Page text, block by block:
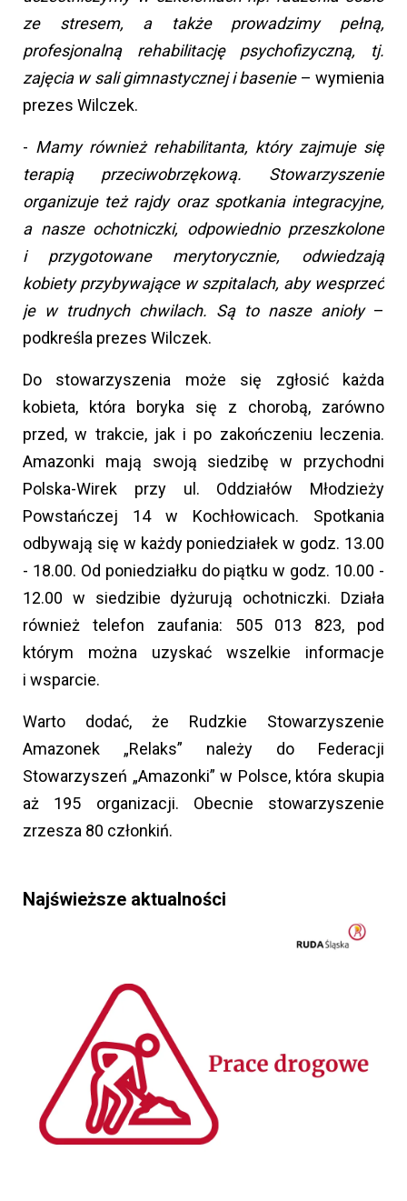
ze stresem, a także prowadzimy pełną,
profesjonalną rehabilitację psychofizyczną, tj.
zajęcia w sali gimnastycznej i basenie– wymienia
prezes Wilczek.
- Mamy również rehabilitanta, który zajmuje się
terapią przeciwobrzękową. Stowarzyszenie
organizuje też rajdy oraz spotkania integracyjne,
a nasze ochotniczki, odpowiednio przeszkolone
i przygotowane merytorycznie, odwiedzają
kobiety przybywające w szpitalach, aby wesprzeć
je w trudnych chwilach. Są to nasze anioły–
podkreśla prezes Wilczek.
Do stowarzyszenia może się zgłosić każda
kobieta, która boryka się z chorobą, zarówno
przed, w trakcie, jak i po zakończeniu leczenia.
Amazonki mają swoją siedzibę w przychodni
Polska-Wirek przy ul. Oddziałów Młodzieży
Powstańczej 14 w Kochłowicach. Spotkania
odbywają się w każdy poniedziałek w godz. 13.00
- 18.00. Od poniedziałku do piątku w godz. 10.00 -
12.00 w siedzibie dyżurują ochotniczki. Działa
również telefon zaufania: 505 013 823, pod
którym można uzyskać wszelkie informacje
i wsparcie.
Warto dodać, że Rudzkie Stowarzyszenie
Amazonek „Relaks” należy do Federacji
Stowarzyszeń „Amazonki” w Polsce, która skupia
aż 195 organizacji. Obecnie stowarzyszenie
zrzesza 80 członkiń.
Najświeższe aktualności